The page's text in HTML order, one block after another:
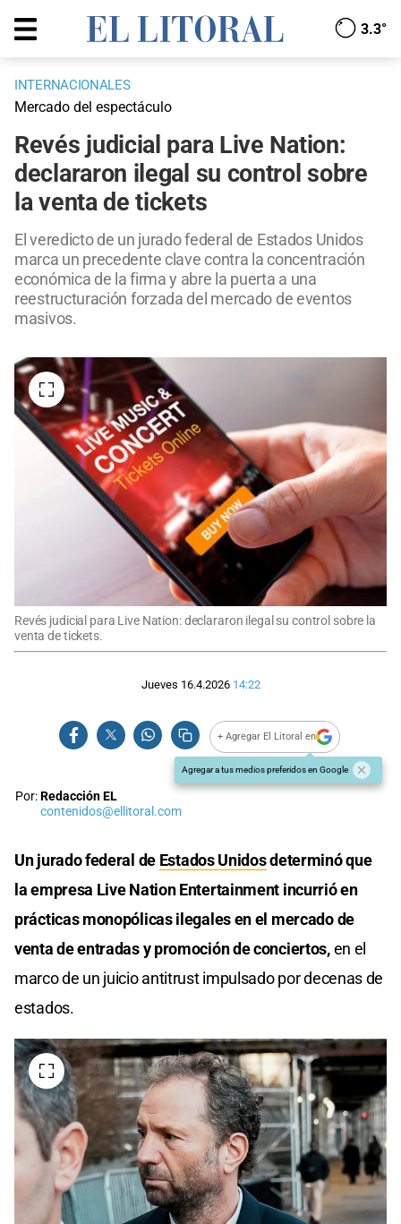
3.3°
INTERNACIONALES
Mercado del espectáculo
Revés judicial para Live Nation:
declararon ilegal su control sobre
la venta de tickets
El veredicto de un jurado federal de Estados Unidos
marca un precedente clave contra la concentración
económica de la firma y abre la puerta a una
reestructuración forzada del mercado de eventos
masivos.
Revés judicial para Live Nation: declararon ilegal su control sobre la
venta de tickets.
Jueves 16.4.2026 14:22
+ Agregar El Litoral en
Agregar a tus medios preferidos en Google
Por:Redacción EL
contenidos@ellitoral.com
Un jurado federal de Estados Unidosdeterminó que
la empresa Live Nation Entertainment incurrió en
prácticas monopólicas ilegales en el mercado de
venta de entradas y promoción de conciertos,en el
marco de un juicio antitrust impulsado por decenas de
estados.